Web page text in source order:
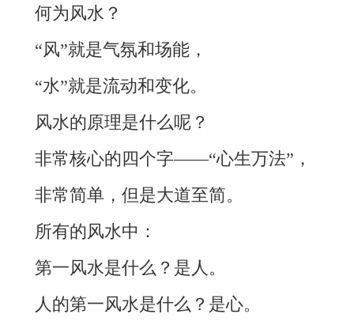
何为风水？
“风”就是气氛和场能，
“水”就是流动和变化。
风水的原理是什么呢？
非常核心的四个字——“心生万法”，
非常简单，但是大道至简。
所有的风水中：
第一风水是什么？是人。
人的第一风水是什么？是心。